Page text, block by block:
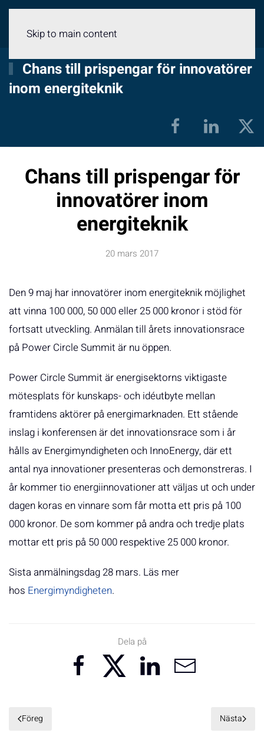
Skip to main content
Chans till prispengar för innovatörer
inom energiteknik
Chans till prispengar för
innovatörer inom
energiteknik
20 mars 2017
Den 9 maj har innovatörer inom energiteknik möjlighet
att vinna 100 000, 50 000 eller 25 000 kronor i stöd för
fortsatt utveckling. Anmälan till årets innovationsrace
på Power Circle Summit är nu öppen.
Power Circle Summit är energisektorns viktigaste
mötesplats för kunskaps- och idéutbyte mellan
framtidens aktörer på energimarknaden. Ett stående
inslag i konferensen är det innovationsrace som i år
hålls av Energimyndigheten och InnoEnergy, där ett
antal nya innovationer presenteras och demonstreras. I
år kommer tio energiinnovationer att väljas ut och under
dagen koras en vinnare som får motta ett pris på 100
000 kronor. De som kommer på andra och tredje plats
mottar ett pris på 50 000 respektive 25 000 kronor.
Sista anmälningsdag 28 mars. Läs mer
hos Energimyndigheten.
Dela på
Föreg Nästa